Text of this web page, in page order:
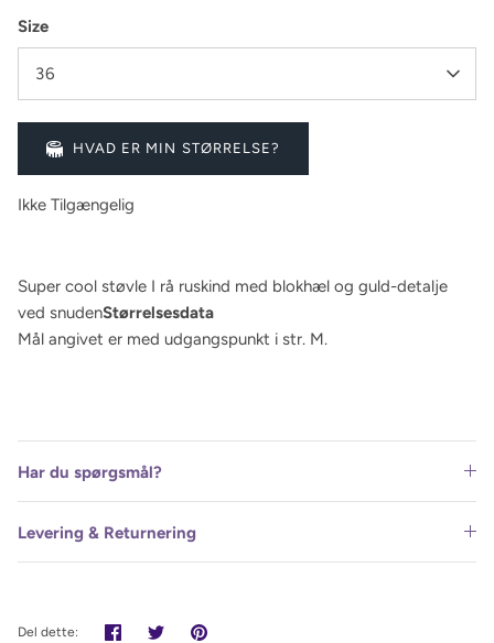
Size
36
HVAD ER MIN STØRRELSE?
Ikke Tilgængelig
Super cool støvle I rå ruskind med blokhæl og guld-detalje
ved snudenStørrelsesdata
Mål angivet er med udgangspunkt i str. M.
Har du spørgsmål?
Levering & Returnering
Del dette: Del TweetPin